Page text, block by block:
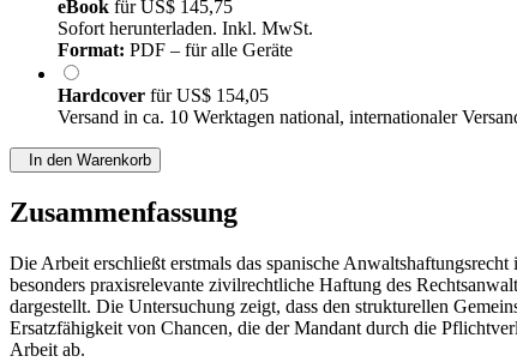
eBook fürUS$ 145,75
Sofort herunterladen. Inkl. MwSt.
Format: PDF – für alle Geräte
Hardcover fürUS$ 154,05
Versand in ca. 10 Werktagen national, internationaler
In den Warenkorb
Zusammenfassung
Die Arbeit erschließt erstmals das spanische
besonders praxisrelevante zivilrechtliche Haftung des
dargestellt. Die Untersuchung zeigt, dass den strukturellen
Ersatzfähigkeit von Chancen, die der Mandant durch die
Arbeit ab.